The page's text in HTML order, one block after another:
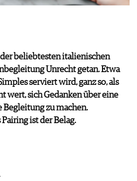
beliebtesten italienischen
Unrecht getan. Etwa
serviert wird, ganz so, als
wert, sich Gedanken über eine
Begleitung zu machen.
ist der Belag.